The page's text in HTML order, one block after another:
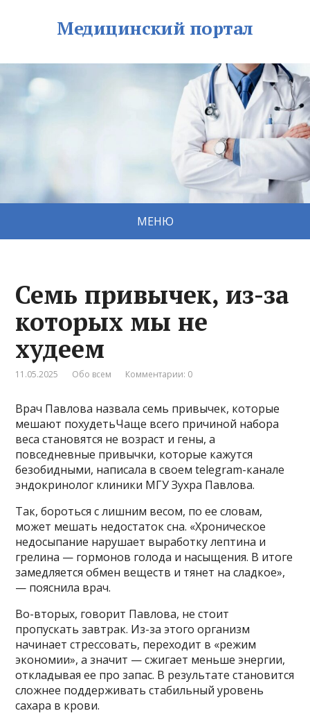
Медицинский портал
МЕНЮ
Семь привычек, из-за
которых мы не
худеем
11.05.2025 Обо всем Комментарии: 0
Врач Павлова назвала семь привычек, которые
мешают похудетьЧаще всего причиной набора
веса становятся не возраст и гены, а
повседневные привычки, которые кажутся
безобидными, написала в своем telegram-канале
эндокринолог клиники МГУ Зухра Павлова.
Так, бороться с лишним весом, по ее словам,
может мешать недостаток сна. «Хроническое
недосыпание нарушает выработку лептина и
грелина — гормонов голода и насыщения. В итоге
замедляется обмен веществ и тянет на сладкое»,
— пояснила врач.
Во-вторых, говорит Павлова, не стоит
пропускать завтрак. Из-за этого организм
начинает стрессовать, переходит в «режим
экономии», а значит — сжигает меньше энергии,
откладывая ее про запас. В результате становится
сложнее поддерживать стабильный уровень
сахара в крови.